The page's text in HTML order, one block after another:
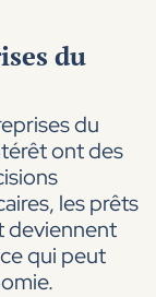
du
du
ont des
les prêts
deviennent
qui peut